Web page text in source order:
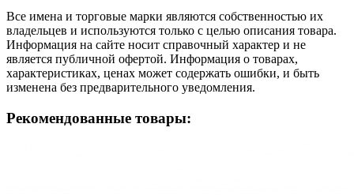
Все имена и торговые марки являются собственностью их
владельцев и используются только с целью описания товара.
Информация на сайте носит справочный характер и не
является публичной офертой. Информация о товарах,
характеристиках, ценах может содержать ошибки, и быть
изменена без предварительного уведомления.
Рекомендованные товары: